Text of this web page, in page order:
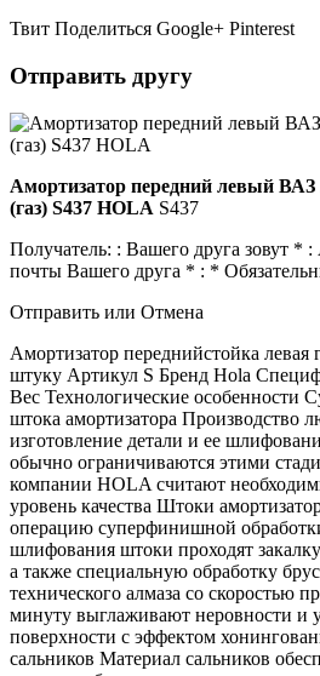
Твит Поделиться Google+ Pinterest
Отправить другу
Амортизатор передний левый ВАЗ
(газ) S437 HOLA S437
Получатель: : Вашего друга зовут *
почты Вашего друга * : *
Отправить или Отмена
Амортизатор переднийстойка левая
штуку Артикул S Бренд Hola
Вес Технологические особенности
штока амортизатора Производство
изготовление детали и ее
обычно ограничиваются этими
компании HOLA считают
уровень качества Штоки
операцию суперфинишной
шлифования штоки проходят
а также специальную обработку
технического алмаза со скоростью
минуту выглаживают неровности и
поверхности с эффектом
сальников Материал сальников